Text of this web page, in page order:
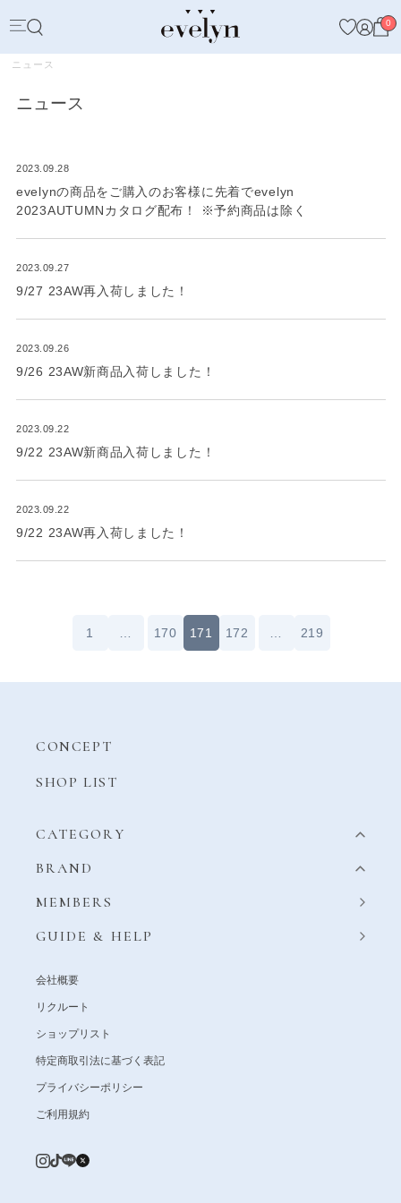
0
ニュース
ニュース
2023.09.28
evelynの商品をご購入のお客様に先着でevelyn
2023AUTUMNカタログ配布！ ※予約商品は除く
2023.09.27
9/27 23AW再入荷しました！
2023.09.26
9/26 23AW新商品入荷しました！
2023.09.22
9/22 23AW新商品入荷しました！
2023.09.22
9/22 23AW再入荷しました！
1 170 171 172 219
CONCEPT
SHOP LIST
CATEGORY
BRAND
MEMBERS
GUIDE & HELP
会社概要
リクルート
ショップリスト
特定商取引法に基づく表記
プライバシーポリシー
ご利用規約